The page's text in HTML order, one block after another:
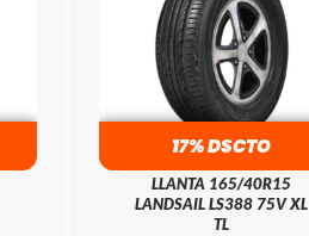
17% DSCTO
LLANTA 165/40R15
LANDSAIL LS388 75V XL
TL